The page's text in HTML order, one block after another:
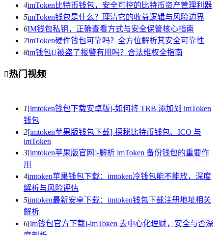
4imToken比特币钱包，安全可控的比特币资产管理利器
5imToken钱包是什么？理清它的收益逻辑与风险边界
6IM钱包私钥，正确查看方式与安全保管核心指南
7imToken硬件钱包可靠吗？全方位解析其安全可靠性
8im钱包U被盗了报警有用吗？合法维权全指南
热门视频
1[imtoken钱包下载安卓版]-如何将 TRB 添加到 imToken
钱包
2[imtoken苹果版钱包下载]-探秘比特币钱包、ICO 与
imToken
3[imtoken苹果版官网]-解析 imToken 备份钱包的重要作
用
4imtoken苹果钱包下载：imtoken冷钱包能不能放，深度
解析与风险评估
5imtoken最新安卓下载：imtoken钱包下载注册地址相关
解析
6[im钱包官方下载]-imToken 去中心化理财，安全与否深